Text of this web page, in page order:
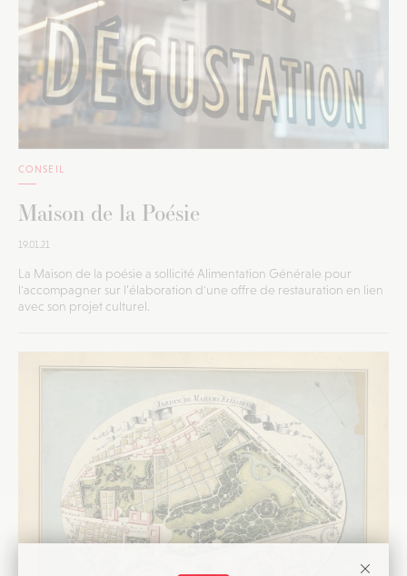
CONSEIL
Maison de la Poésie
19.01.21
La Maison de la poésie a sollicité Alimentation Générale pour
l'accompagner sur l’élaboration d'une offre de restauration en lien
avec son projet culturel.